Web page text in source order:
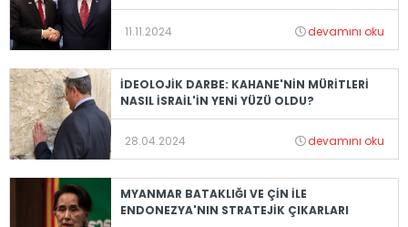
11.11.2024 devamını oku
İDEOLOJİK DARBE: KAHANE'NİN MÜRİTLERİ
NASIL İSRAİL'İN YENİ YÜZÜ OLDU?
28.04.2024 devamını oku
MYANMAR BATAKLIĞI VE ÇİN İLE
ENDONEZYA'NIN STRATEJİK ÇIKARLARI